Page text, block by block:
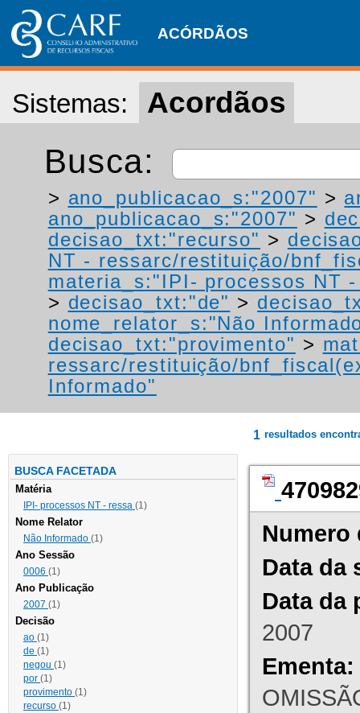
ACÓRDÃOS
Sistemas: Acordãos
Busca:
> ano_publicacao_s:"2007" >
ano_publicacao_s:"2007" >
decisao_txt:"recurso" >
NT - ressarc/restituição/
materia_s:"IPI- processos NT
> decisao_txt:"de" >
nome_relator_s:"Não
decisao_txt:"provimento" >
ressarc/restituição/
Informado"
BUSCA FACETADA
Matéria
IPI- processos NT - ressa (1)
Nome Relator
Não Informado (1)
Ano Sessão
0006 (1)
Ano Publicação
2007 (1)
Decisão
ao (1)
de (1)
negou (1)
por (1)
provimento (1)
recurso (1)
1 resultados
Numero
Data da
Data da
2007
Ementa: